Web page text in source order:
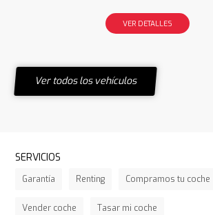
VER DETALLES
Ver todos los vehículos
SERVICIOS
Garantía Renting Compramos tu coche
Vender coche Tasar mi coche